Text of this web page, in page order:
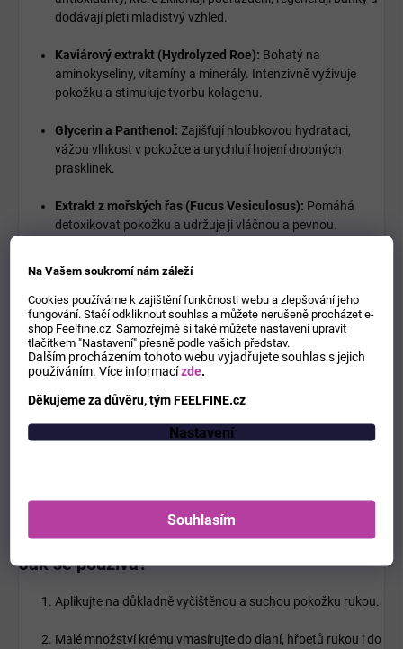
Na Vašem soukromí nám záleží
Cookies používáme k zajištění funkčnosti webu a zlepšování jeho
fungování. Stačí odkliknout souhlas a můžete nerušeně procházet e-
shop Feelfine.cz. Samozřejmě si také můžete nastavení upravit
tlačítkem "Nastavení" přesně podle vašich představ.
Dalším procházením tohoto webu vyjadřujete souhlas s jejich
používáním.Více informacízde
Děkujeme za důvěru, tým FEELFINE.cz
Nastavení
Souhlasím
dodávají pleti mladistvý vzhled.
Kaviárový extrakt (Hydrolyzed Roe): Bohatý na
aminokyseliny, vitamíny a minerály. Intenzivně vyživuje
pokožku a stimuluje tvorbu kolagenu.
Glycerin a Panthenol: Zajišťují hloubkovou hydrataci,
vážou vlhkost v pokožce a urychlují hojení drobných
prasklinek.
Extrakt z mořských řas (Fucus Vesiculosus): Pomáhá
detoxikovat pokožku a udržuje ji vláčnou a pevnou.
Pro koho je krém vhodný?
Pro osoby sesuchou a popraskanou pokožkourukou.
Pro každého, kdo hledá účinnou péči o ruce (prevence
stařeckých skvrn a vrásek).
Pro milovníky luxusních květinových vůní.
Jak se používá?
Aplikujte na důkladně vyčištěnou a suchou pokožku rukou.
Malé množství krému vmasírujte do dlaní, hřbetů rukou i do